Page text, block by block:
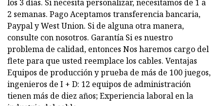
los 3 días. Si necesita personalizar, necesitamos de 1 a
2 semanas. Pago Aceptamos transferencia bancaria,
Paypal y West Union. Si de alguna otra manera,
consulte con nosotros. Garantía Si es nuestro
problema de calidad, entonces Nos haremos cargo del
flete para que usted reemplace los cables. Ventajas
Equipos de producción y prueba de más de 100 juegos,
ingenieros de I + D: 12 equipos de administración
tienen más de diez años; Experiencia laboral en la